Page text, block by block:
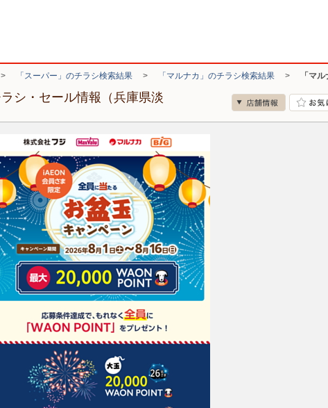
「スーパー」のチラシ検索結果 > 「マルナカ」のチラシ検索結果 > 「マ
シ・セール情報（兵庫県淡